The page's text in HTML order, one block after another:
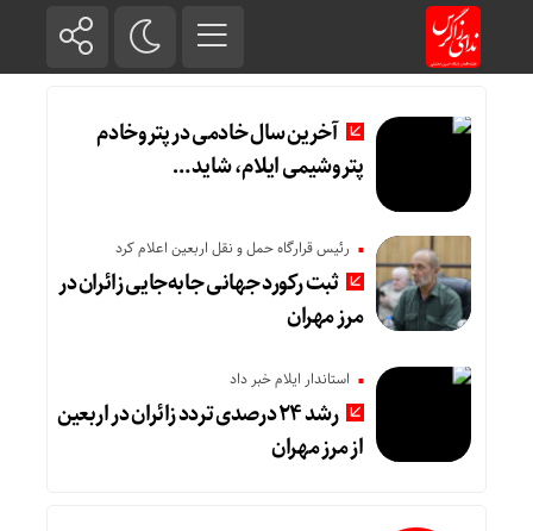
آخرین سال خادمی در پتروخادم
پتروشیمی ایلام، شاید …
رئیس قرارگاه حمل و نقل اربعین اعلام کرد
ثبت رکورد جهانی جابه‌جایی زائران در
مرز مهران
استاندار ایلام خبر داد
رشد ۲۴ درصدی تردد زائران در اربعین
از مرز مهران